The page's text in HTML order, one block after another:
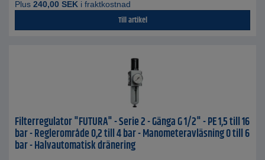
Plus 240,00 SEK i fraktkostnad
Till artikel
Filterregulator "FUTURA" - Serie 2 - Gänga G 1/2" - PE 1,5 till 16
bar - Reglerområde 0,2 till 4 bar - Manometeravläsning 0 till 6
bar - Halvautomatisk dränering